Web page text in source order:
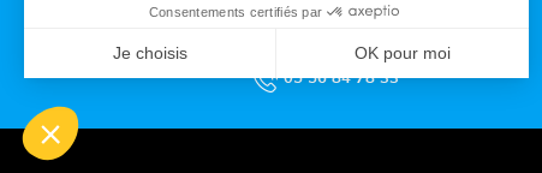
Rue du Professeur Arnozan
05 56 84 78 33